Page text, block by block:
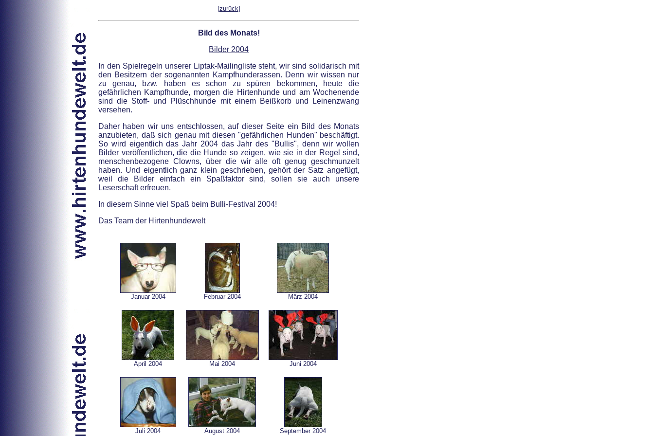
[zurück]
Bild des Monats!
Bilder 2004
In den Spielregeln unserer Liptak-Mailingliste steht, wir sind solidarisch mit
den Besitzern der sogenannten Kampfhunderassen. Denn wir wissen nur
zu genau, bzw. haben es schon zu spüren bekommen, heute die
gefährlichen Kampfhunde, morgen die Hirtenhunde und am Wochenende
sind die Stoff- und Plüschhunde mit einem Beißkorb und Leinenzwang
versehen.
Daher haben wir uns entschlossen, auf dieser Seite ein Bild des Monats
anzubieten, daß sich genau mit diesen "gefährlichen Hunden" beschäftigt.
So wird eigentlich das Jahr 2004 das Jahr des "Bullis", denn wir wollen
Bilder veröffentlichen, die die Hunde so zeigen, wie sie in der Regel sind,
menschenbezogene Clowns, über die wir alle oft genug geschmunzelt
haben. Und eigentlich ganz klein geschrieben, gehört der Satz angefügt,
weil die Bilder einfach ein Spaßfaktor sind, sollen sie auch unsere
Leserschaft erfreuen.
In diesem Sinne viel Spaß beim Bulli-Festival 2004!
Das Team der Hirtenhundewelt
Januar 2004 Februar 2004 März 2004
April 2004 Mai 2004 Juni 2004
Juli 2004 August 2004 September 2004